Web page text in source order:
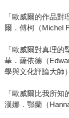
「歐威爾的作品
爾．傅柯（Michel
「歐威爾對真理
華．薩依德（
學與文化評論大師）
「歐威爾比我所
漢娜．鄂蘭（